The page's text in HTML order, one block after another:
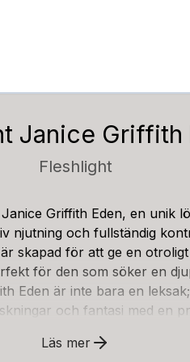
Janice Griffith
Fleshlight
Griffith Eden, en unik
njutning och fullständig
skapad för att ge en
för den som söker en
Eden är inte bara en
och fantasi med en
som smekande hud och
Läs mer